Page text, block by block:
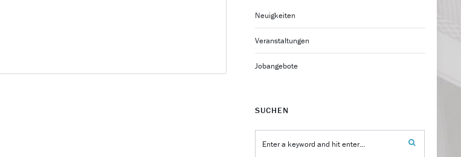
Neuigkeiten
Veranstaltungen
Jobangebote
SUCHEN